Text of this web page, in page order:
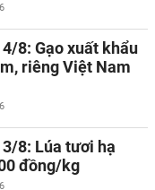
8: Gạo xuất khẩu
riêng Việt Nam
8: Lúa tươi hạ
đồng/kg